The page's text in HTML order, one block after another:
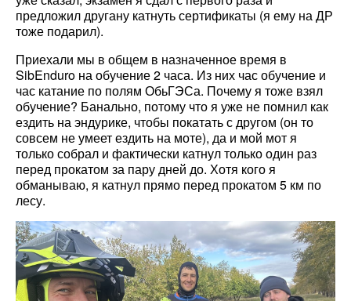
предложил другану катнуть сертификаты (я ему на ДР
тоже подарил).
Приехали мы в общем в назначенное время в
SibEnduro на обучение 2 часа. Из них час обучение и
час катание по полям ОбьГЭСа. Почему я тоже взял
обучение? Банально, потому что я уже не помнил как
ездить на эндурике, чтобы покатать с другом (он то
совсем не умеет ездить на моте), да и мой мот я
только собрал и фактически катнул только один раз
перед прокатом за пару дней до. Хотя кого я
обманываю, я катнул прямо перед прокатом 5 км по
лесу.